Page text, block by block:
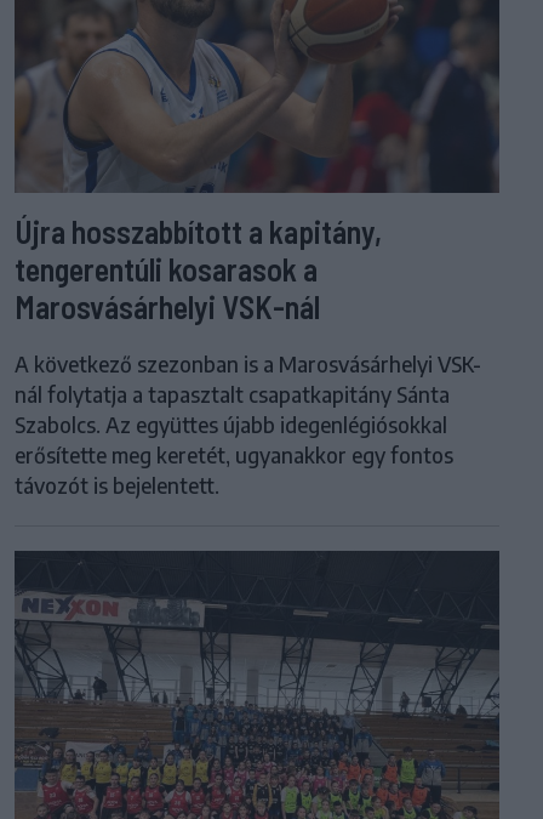
Újra hosszabbított a kapitány,
tengerentúli kosarasok a
Marosvásárhelyi VSK-nál
A következő szezonban is a Marosvásárhelyi VSK-
nál folytatja a tapasztalt csapatkapitány Sánta
Szabolcs. Az együttes újabb idegenlégiósokkal
erősítette meg keretét, ugyanakkor egy fontos
távozót is bejelentett.